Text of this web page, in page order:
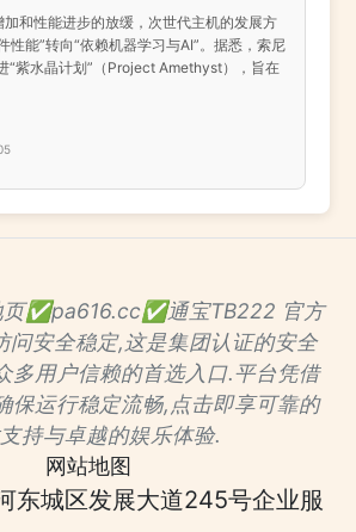
和性能进步的放缓，次世代主机的发展方
性能”转向“依赖机器学习与AI”。据悉，索尼
“紫水晶计划”（Project Amethyst），旨在
✅pa616.cc✅通宝TB222 官方
问安全稳定,这是集团认证的安全
多用户信赖的首选入口.平台凭借
保运行稳定流畅,点击即享可靠的
持与卓越的娱乐体验.
网站地图
东城区发展大道245号企业服